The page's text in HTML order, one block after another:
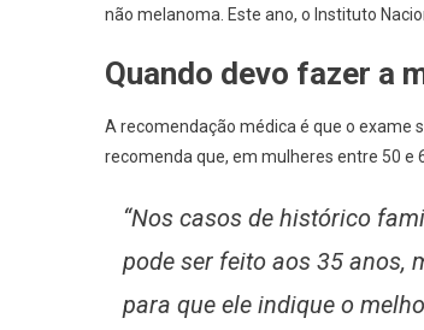
não melanoma. Este ano, o Instituto
Quando devo fazer a
A recomendação médica é que o exame
recomenda que, em mulheres entre 50 e
“Nos casos de histórico
pode ser feito aos 35 anos,
para que ele indique o